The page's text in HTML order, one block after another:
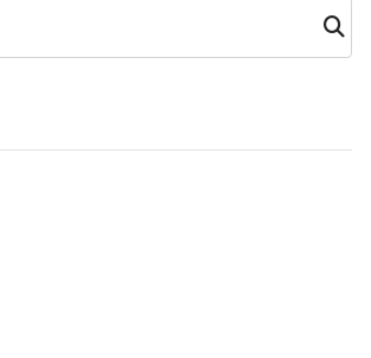
Szuka
j